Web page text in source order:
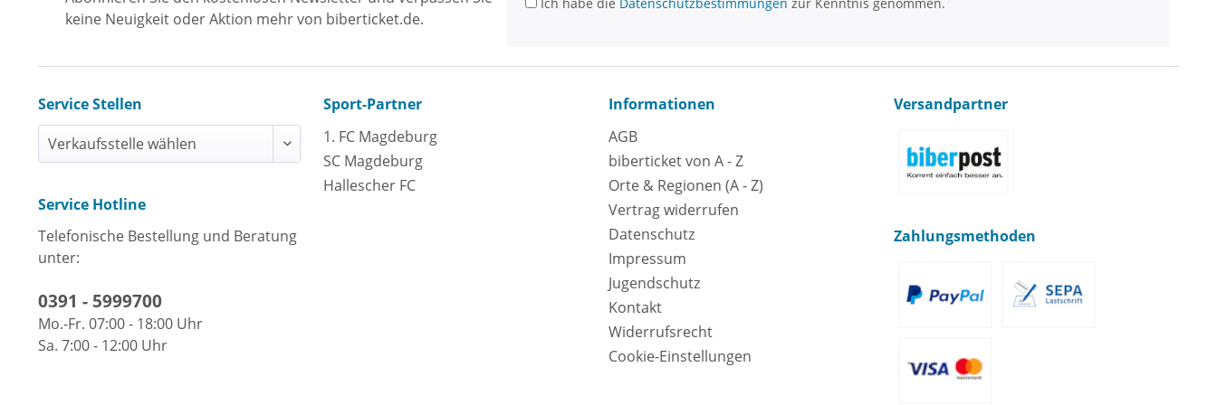
keine Neuigkeit oder Aktion mehr von biberticket.de.
Service Stellen
Service Hotline
Telefonische Bestellung und Beratung
unter:
0391 - 5999700
Mo.-Fr. 07:00 - 18:00 Uhr
Sa. 7:00 - 12:00 Uhr
Sport-Partner
1. FC Magdeburg
SC Magdeburg
Hallescher FC
Informationen
AGB
biberticket von A - Z
Orte & Regionen (A - Z)
Vertrag widerrufen
Datenschutz
Impressum
Jugendschutz
Kontakt
Widerrufsrecht
Cookie-Einstellungen
Versandpartner
Zahlungsmethoden